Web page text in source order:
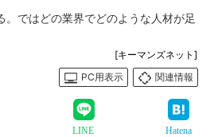
。ではどの業界でどのような人材が足
[キーマンズネット]
PC用表示
関連情報
LINE Hatena